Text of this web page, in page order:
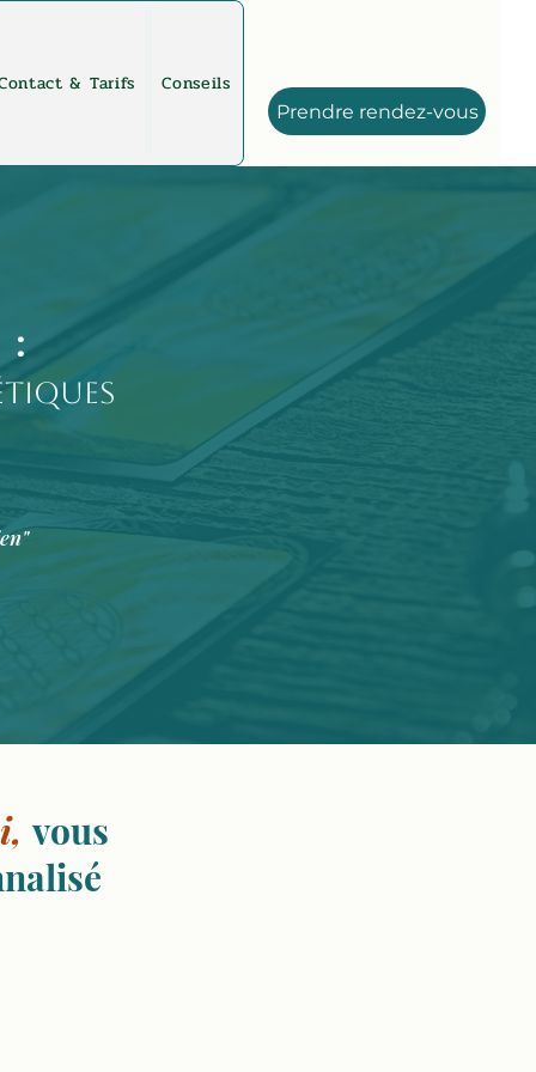
& Tarifs Conseils
Prendre rendez-vous
:
vous